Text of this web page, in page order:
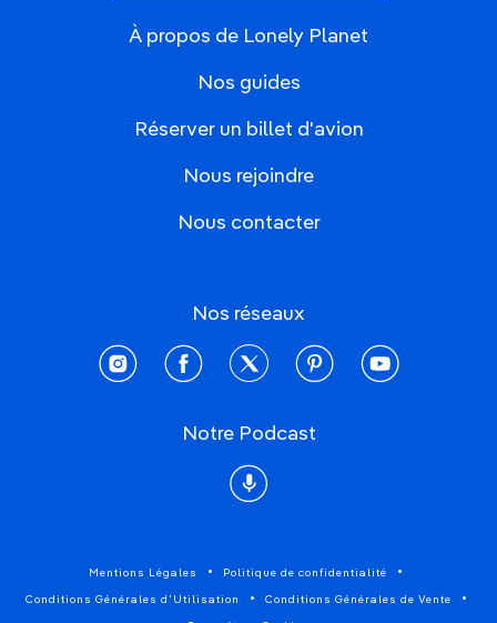
À propos de Lonely Planet
Nos guides
Réserver un billet d'avion
Nous rejoindre
Nous contacter
Nos réseaux
instagramfacebooktwitter pinterestyoutube
Notre Podcast
Podcast
Mentions Légales Politique de confidentialité
Conditions Générales d'Utilisation Conditions Générales de Vente